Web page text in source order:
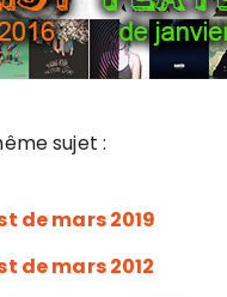
sujet :
de mars 2019
de mars 2012